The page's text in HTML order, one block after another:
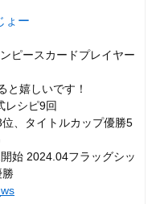
ょー
ピースカードプレイヤー
と嬉しいです！
レシピ9回
、タイトルカップ優勝5
始 2024.04フラッグシッ
勝